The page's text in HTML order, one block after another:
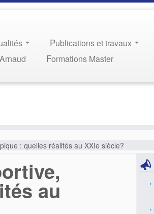
Publications et travaux
Formations Master
: quelles réalités au XXIe siècle?
au